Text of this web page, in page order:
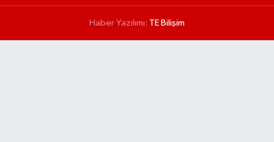
Haber Yazılımı: TE Bilişim